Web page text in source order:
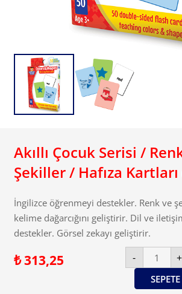
Akıllı Çocuk Serisi /
Şekiller / Hafıza
İngilizce öğrenmeyi destekler. Renk ve
kelime dağarcığını geliştirir. Dil ve
destekler. Görsel zekayı geliştirir.
₺313,25 -
Akıllı
Çocuk
Serisi
Renkler
+